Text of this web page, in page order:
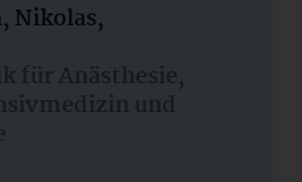
Nikolas,
für Anästhesie,
und